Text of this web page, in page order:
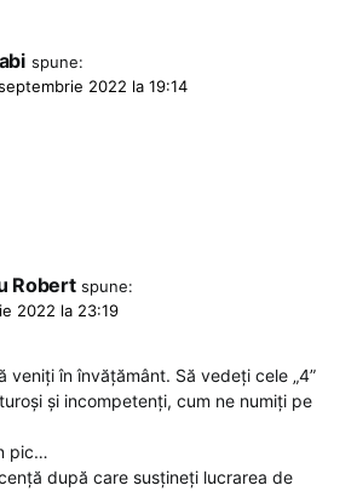
spune:
2022 la 19:14
Robert spune:
2022 la 23:19
veniți în învățământ. Să vedeți cele „4”
și incompetenți, cum ne numiți pe
pic…
după care susțineți lucrarea de